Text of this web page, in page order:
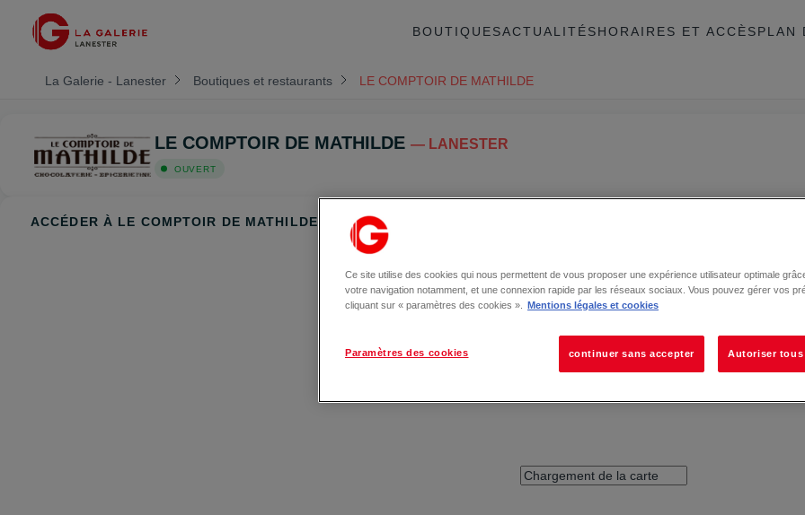
BOUTIQUESACTUALITÉSHORAIRES ET ACCÈSPLAN
La Galerie - Lanester Boutiques et restaurants LE COMPTOIR DE MATHILDE
LE COMPTOIR DE MATHILDE — LANESTER
OUVERT
ACCÉDER À LE COMPTOIR DE MATHILDE — LANESTER
Ce site utilise des cookies qui nous permettent de vous proposer une expérience utilisateur optimale
votre navigation notamment, et une connexion rapide par les réseaux sociaux. Vous pouvez gérer vos
cliquant sur « paramètres des cookies ».
Mentions légales et cookies
Paramètres des cookies continuer sans accepter Autoriser